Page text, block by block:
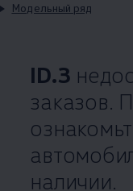
Модельный ряд
ID.3
заказов.
наличии.